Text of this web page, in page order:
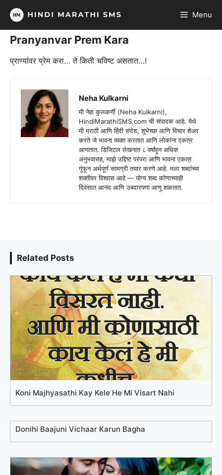
Skip
content
Menu
Pranyanvar Prem Kara
प्राण्यांवर प्रेम करा… ते किती चविष्ट असतात…!
Neha Kulkarni
मी नेहा कुलकर्णी (Neha Kulkarni),
HindiMarathiSMS.com ची संपादक आहे. येथे
मी मराठी आणि हिंदी संदेश, शुभेच्छा आणि विचार शेअर
करते जे भावना व्यक्त करतात आणि लोकांना एकत्र
आणतात. डिजिटल लेखनात ८ वर्षांहून अधिक
अनुभवासह, माझे उद्दिष्ट परंपरा आणि भावना एकत्र
गुंफून अर्थपूर्ण सामग्री तयार करणे आहे. मला शब्दांच्या
शक्तीवर विश्वास आहे — योग्य शब्द कोणाच्याही
दिवसात आनंद आणि उबदारपणा आणू शकतात.
Related Posts
Koni Majhyasathi Kay Kele He Mi Visart Nahi
Donihi Baajuni Vichaar Karun Bagha